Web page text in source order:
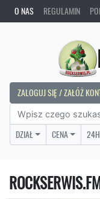
O NAS REGULAMIN
ZALOGUJ SIĘ / ZAŁÓŻ
DZIAŁ CENA